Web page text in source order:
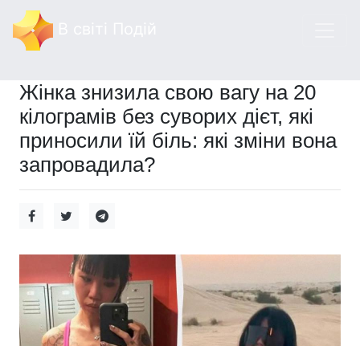
Жінка знизила свою вагу на 20
кілограмів без суворих дієт, які
приносили їй біль: які зміни вона
запровадила?